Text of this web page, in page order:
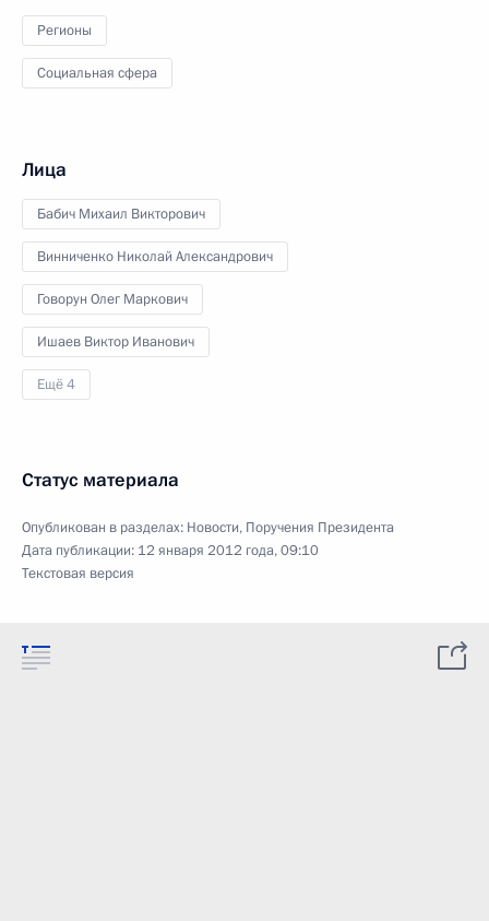
Регионы
Социальная сфера
Лица
Бабич Михаил Викторович
Винниченко Николай Александрович
Говорун Олег Маркович
Ишаев Виктор Иванович
Ещё 4
Статус материала
Опубликован в разделах: Новости, Поручения Президента
Дата публикации: 12 января 2012 года, 09:10
Текстовая версия